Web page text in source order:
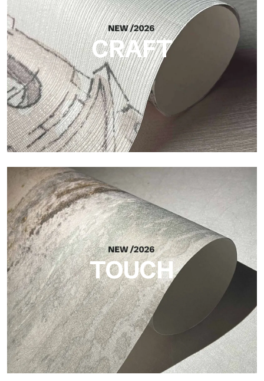
die das Licht reflektiert und der Fläche Tiefe verleiht.
CRAFT
Craft
Oberfläche, inspiriert von natürlichen Fasern, mit einer
essentiellen Struktur, die der Fläche Balance, Tiefe und eine
elegante Materialität verleiht.
TOUCH